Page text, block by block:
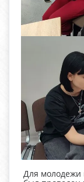
Для молодежи